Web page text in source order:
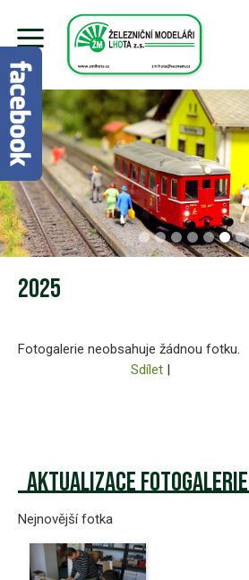
2025
Fotogalerie neobsahuje žádnou fotku.
Sdílet |
Aktualizace fotogalerie
Nejnovější fotka